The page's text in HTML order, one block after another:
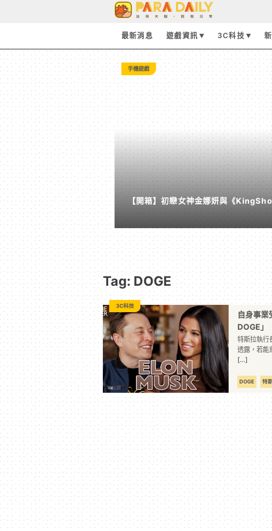
-
Paradaily
-
遊
戲
｜
動
漫
二
次
元
｜
3C
科
技
全
方
最新消息 遊戲資訊 3C科技
手機遊戲
【開箱】初戀女神金娜妍與《
柒息地推出「國王燒烤節」活動
Tag: DOGE
3C科技
自身事業
DOGE
特斯拉執行
透露，若能
[…]
DOGE
特